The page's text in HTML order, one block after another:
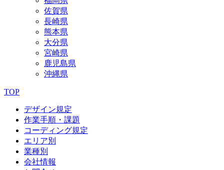
佐賀県
長崎県
熊本県
大分県
宮崎県
鹿児島県
沖縄県
TOP
デザイン規定
作業手順・課題
コーディング規定
エリア別
業種別
会社情報